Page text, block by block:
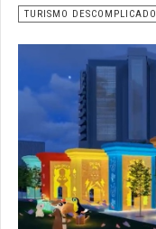
TURISMO DESCOMPLICADO